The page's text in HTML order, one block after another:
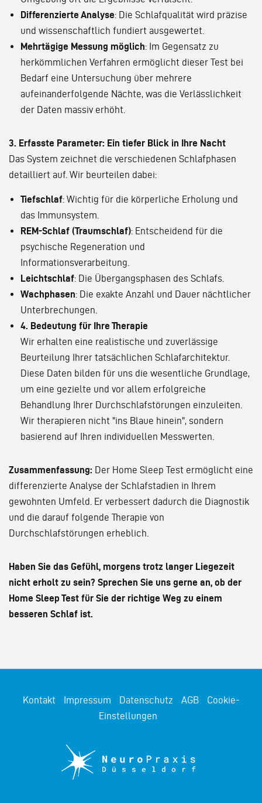
Differenzierte Analyse: Die Schlafqualität wird präzise
und wissenschaftlich fundiert ausgewertet.
Mehrtägige Messung möglich: Im Gegensatz zu
herkömmlichen Verfahren ermöglicht dieser Test bei
Bedarf eine Untersuchung über mehrere
aufeinanderfolgende Nächte, was die Verlässlichkeit
der Daten massiv erhöht.
3. Erfasste Parameter: Ein tiefer Blick in Ihre Nacht
Das System zeichnet die verschiedenen Schlafphasen
detailliert auf. Wir beurteilen dabei:
Tiefschlaf: Wichtig für die körperliche Erholung und
das Immunsystem.
REM-Schlaf (Traumschlaf): Entscheidend für die
psychische Regeneration und
Informationsverarbeitung.
Leichtschlaf: Die Übergangsphasen des Schlafs.
Wachphasen: Die exakte Anzahl und Dauer nächtlicher
Unterbrechungen.
4. Bedeutung für Ihre Therapie
Wir erhalten eine realistische und zuverlässige
Beurteilung Ihrer tatsächlichen Schlafarchitektur.
Diese Daten bilden für uns die wesentliche Grundlage,
um eine gezielte und vor allem erfolgreiche
Behandlung Ihrer Durchschlafstörungen einzuleiten.
Wir therapieren nicht "ins Blaue hinein", sondern
basierend auf Ihren individuellen Messwerten.
Zusammenfassung: Der Home Sleep Test ermöglicht eine
differenzierte Analyse der Schlafstadien in Ihrem
gewohnten Umfeld. Er verbessert dadurch die Diagnostik
und die darauf folgende Therapie von
Durchschlafstörungen erheblich.
Haben Sie das Gefühl, morgens trotz langer Liegezeit
nicht erholt zu sein? Sprechen Sie uns gerne an, ob der
Home Sleep Test für Sie der richtige Weg zu einem
besseren Schlaf ist.
Kontakt Impressum Datenschutz AGB
Cookie-
Einstellungen